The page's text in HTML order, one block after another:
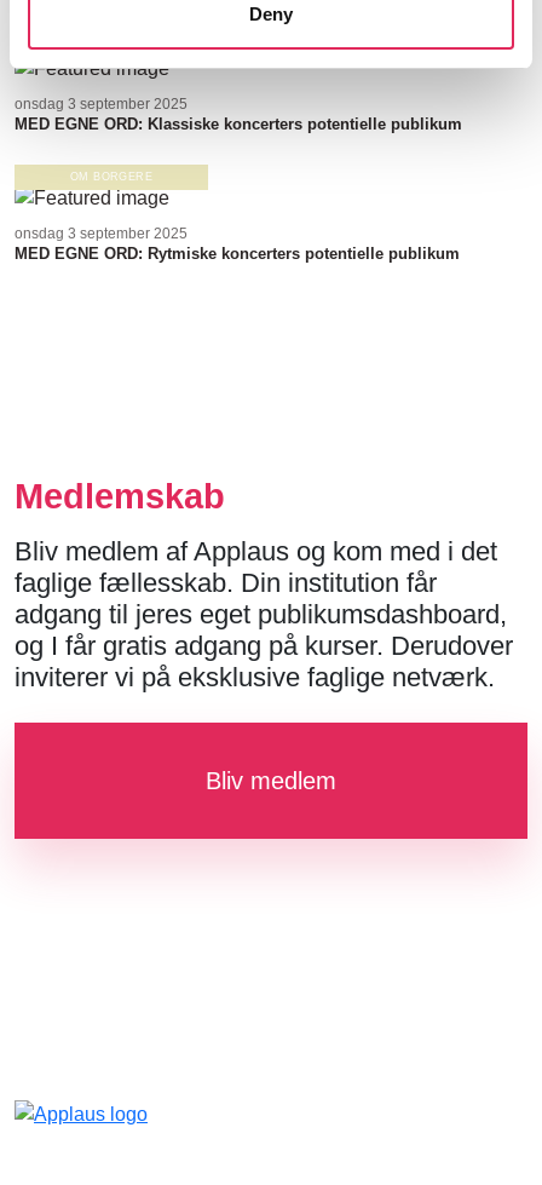
Deny
OM BORGERE
onsdag 3 september 2025
MED EGNE ORD: Klassiske koncerters potentielle publikum
OM BORGERE
onsdag 3 september 2025
MED EGNE ORD: Rytmiske koncerters potentielle publikum
Medlemskab
Bliv medlem af Applaus og kom med i det
faglige fællesskab. Din institution får
adgang til jeres eget publikumsdashboard,
og I får gratis adgang på kurser. Derudover
inviterer vi på eksklusive faglige netværk.
Bliv medlem